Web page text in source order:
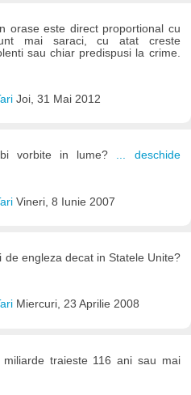
orase este direct proportional cu
mai saraci, cu atat creste
sau chiar predispusi la crime.
Joi, 31 Mai 2012
vorbite in lume? ... deschide
Vineri, 8 Iunie 2007
de engleza decat in Statele Unite?
Miercuri, 23 Aprilie 2008
traieste 116 ani sau mai